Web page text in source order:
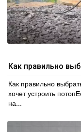
Как правильно
Как правильно
хочет устроить
на...